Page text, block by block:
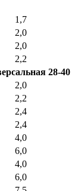
1,7
2,0
2,0
2,2
28-40
2,0
2,2
2,4
2,4
4,0
6,0
4,0
6,0